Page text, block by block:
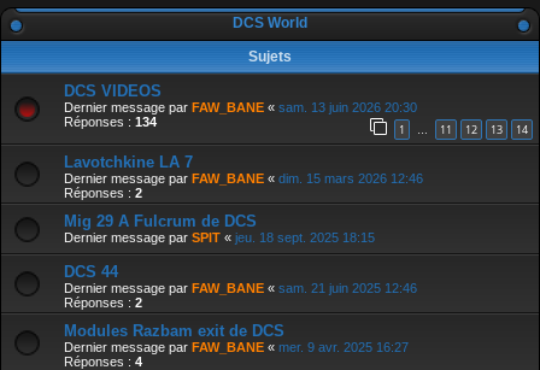
DCS World
Sujets
DCS VIDEOS
Dernier message par FAW_BANE « sam. 13 juin 2026 20:30
Réponses : 134 1 … 11 12 13 14
Lavotchkine LA 7
Dernier message par FAW_BANE « dim. 15 mars 2026 12:46
Réponses : 2
Mig 29 A Fulcrum de DCS
Dernier message par SPIT « jeu. 18 sept. 2025 18:15
DCS 44
Dernier message par FAW_BANE « sam. 21 juin 2025 12:46
Réponses : 2
Modules Razbam exit de DCS
Dernier message par FAW_BANE « mer. 9 avr. 2025 16:27
Réponses : 4